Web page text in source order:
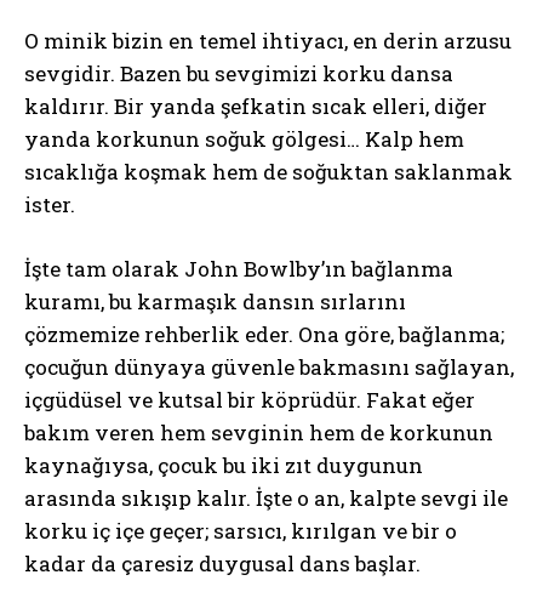
O minik bizin en temel ihtiyacı, en derin arzusu
sevgidir. Bazen bu sevgimizi korku dansa
kaldırır. Bir yanda şefkatin sıcak elleri, diğer
yanda korkunun soğuk gölgesi… Kalp hem
sıcaklığa koşmak hem de soğuktan saklanmak
ister.
İşte tam olarak John Bowlby’ın bağlanma
kuramı, bu karmaşık dansın sırlarını
çözmemize rehberlik eder. Ona göre, bağlanma;
çocuğun dünyaya güvenle bakmasını sağlayan,
içgüdüsel ve kutsal bir köprüdür. Fakat eğer
bakım veren hem sevginin hem de korkunun
kaynağıysa, çocuk bu iki zıt duygunun
arasında sıkışıp kalır. İşte o an, kalpte sevgi ile
korku iç içe geçer; sarsıcı, kırılgan ve bir o
kadar da çaresiz duygusal dans başlar.